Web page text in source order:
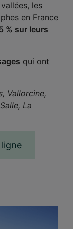
les
en France
% sur leurs
qui ont
Vallorcine,
La